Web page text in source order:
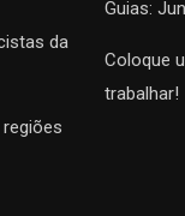
da
Guias:
Coloque
trabalhar!